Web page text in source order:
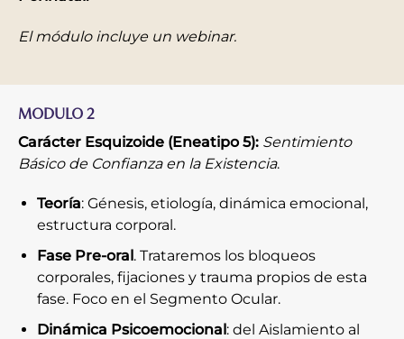
El módulo incluye un webinar.
MODULO 2
Carácter Esquizoide (Eneatipo 5): Sentimiento
Básico de Confianza en la Existencia.
Teoría: Génesis, etiología, dinámica emocional,
estructura corporal.
Fase Pre-oral. Trataremos los bloqueos
corporales, fijaciones y trauma propios de esta
fase. Foco en el Segmento Ocular.
Dinámica Psicoemocional: del Aislamiento al